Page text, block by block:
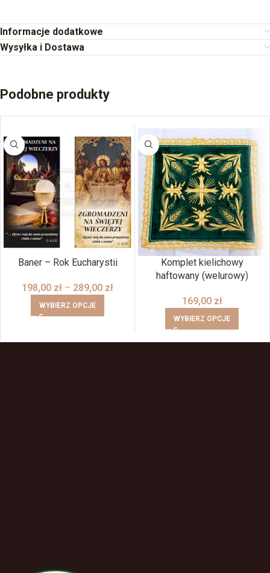
Informacje dodatkowe
Wysyłka i Dostawa
Podobne produkty
Baner – Rok Eucharystii
198,00 zł – 289,00 zł
WYBIERZ OPCJE
Komplet kielichowy
haftowany (welurowy)
169,00 zł
WYBIERZ OPCJE